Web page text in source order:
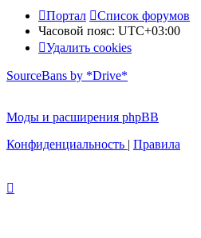
Портал
Список форумов
Часовой пояс: UTC+03:00
Удалить cookies
SourceBans by *Drive*
Моды и расширения phpBB
Конфиденциальность | Правила